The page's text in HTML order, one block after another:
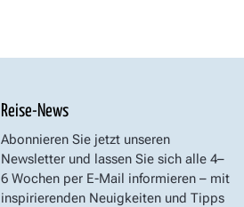
Reise-News
Abonnieren Sie jetzt unseren
Newsletter und lassen Sie sich alle 4–
6 Wochen per E-Mail informieren – mit
inspirierenden Neuigkeiten und Tipps